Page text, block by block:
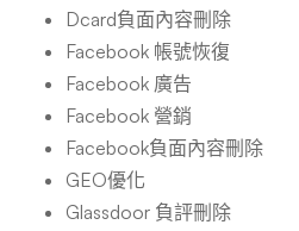
Dcard負面內容刪除
Facebook 帳號恢復
Facebook 廣告
Facebook 營銷
Facebook負面內容刪除
GEO優化
Glassdoor 負評刪除